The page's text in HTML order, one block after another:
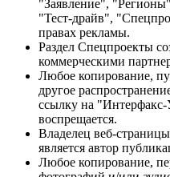
"Заявление",
"Тест-драйв",
правах рекламы.
Раздел Спецпроекты
коммерческими
Любое копирование,
другое
ссылку на
воспрещается.
Владелец веб-
является автор
Любое копирование,